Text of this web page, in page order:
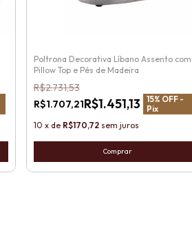
Poltrona Decorativa Líbano Assento com
Pillow Top e Pés de Madeira
R$2.731,53
R$1.707,21R$1.451,13 15% OFF -
Pix
10 x de R$170,72 sem juros